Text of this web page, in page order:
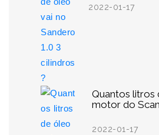
2022-01-17
Quantos litros
motor do
2022-01-17